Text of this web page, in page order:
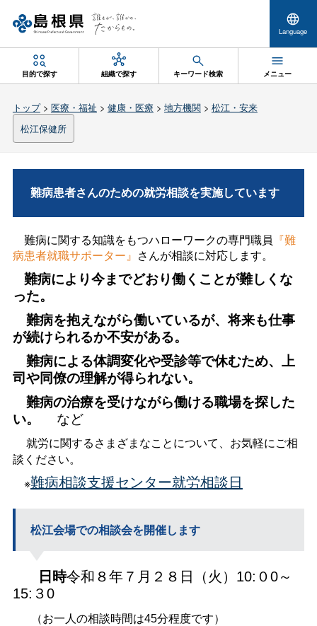
Language
目的で探す 組織で探す キーワード検索 メニュー
トップ> 医療・福祉 > 健康・医療 > 地方機関> 松江・安来
松江保健所
難病患者さんのための就労相談を実施しています
難病に関する知識をもつハローワークの専門職員 『難
病患者就職サポーター』 さんが相談に対応します。
難病により今までどおり働くことが難しくな
った。
難病を抱えながら働いているが、将来も仕事
が続けられるか不安がある。
難病による体調変化や受診等で休むため、上
司や同僚の理解が得られない。
難病の治療を受けながら働ける職場を探した
い。
など
就労に関するさまざまなことについて、お気軽にご相
談ください。
※難病相談支援センター就労相談日
松江会場での相談会を開催します
日時令和８年７月２８日（火）10:０0～
15:３0
（お一人の相談時間は45分程度です）